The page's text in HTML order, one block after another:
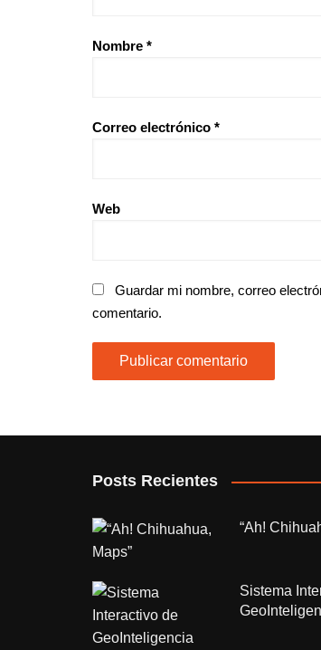
Nombre *
Correo electrónico *
Web
Guardar mi nombre, correo
comentario.
Posts Recientes
“Ah!
Sistema